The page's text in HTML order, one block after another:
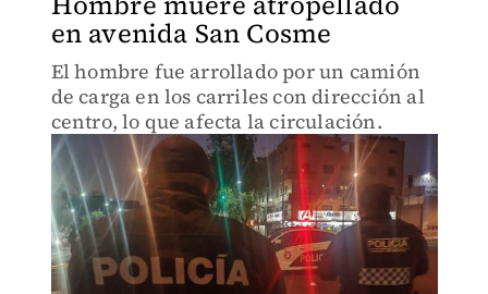
en avenida San Cosme
El hombre fue arrollado por un camión
de carga en los carriles con dirección al
centro, lo que afecta la circulación.